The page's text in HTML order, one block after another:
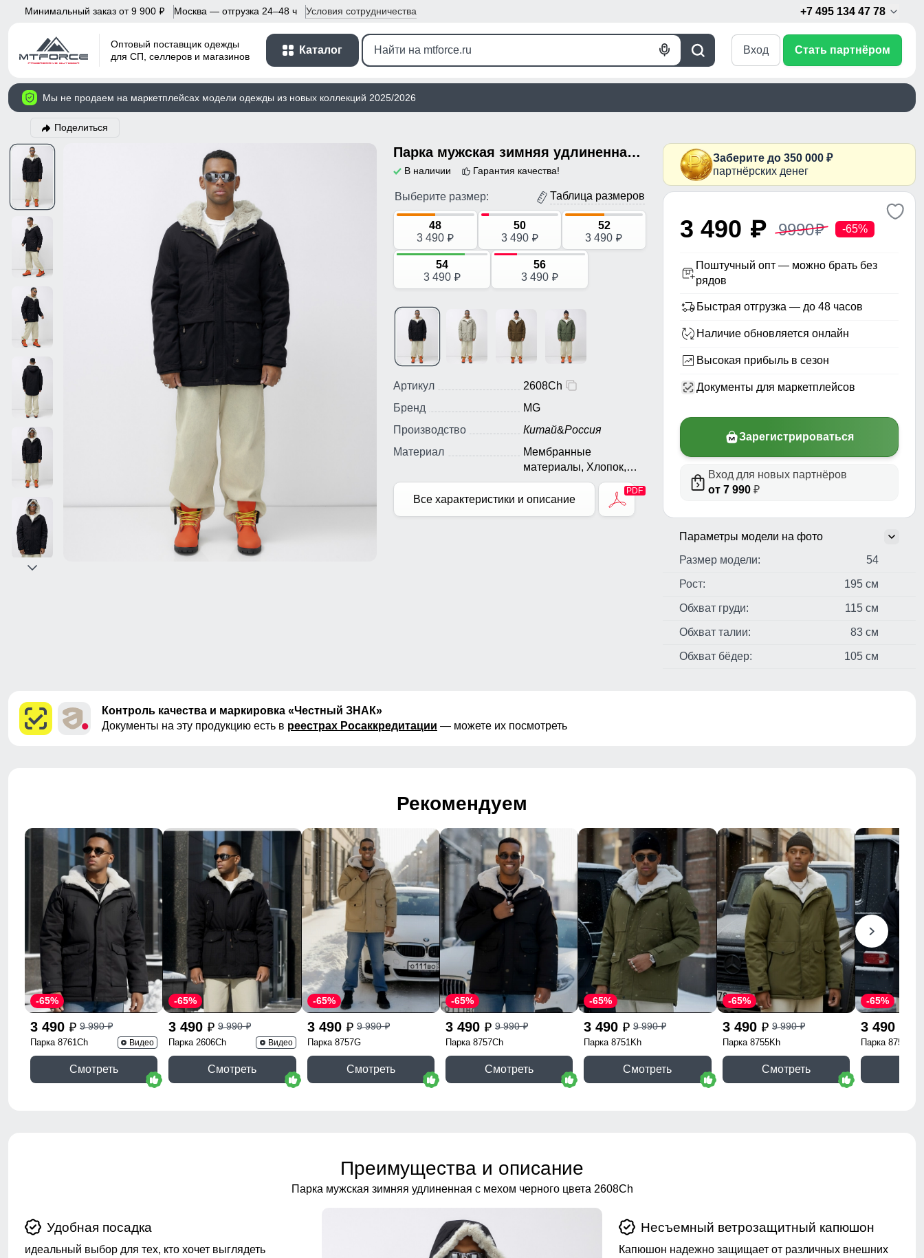
Минимальный заказ от 9 900 p Москва — отгрузка 24–48 ч Условия сотрудничества +7 495 134 47 78
Оптовый поставщик одежды
для СП, селлеров и магазинов
Каталог
Поиск
Голосовой
Вход Стать партнёром
Мы не продаем на маркетплейсах модели одежды из новых коллекций 2025/2026
Поделиться
Парка мужская зимняя удлиненная с мехом черного цвета 2608Ch
В наличии Гарантия качества!
Выберите размер: Таблица размеров
48
3 490 p
50
3 490 p
52
3 490 p
54
3 490 p
56
3 490 p
Артикул
2608Ch
Бренд
MG
Производство
Китай&Россия
Материал
Мембранные
материалы, Хлопок,
Полиэстер,
Искусственный мех,
Все характеристики и описание
Заберите до 350 000 ₽
партнёрских денег
3 490 p 9990p -65%
Поштучный опт — можно брать без
рядов
Быстрая отгрузка — до 48 часов
Наличие обновляется онлайн
Высокая прибыль в сезон
Документы для маркетплейсов
Зарегистрироваться
Вход для новых партнёров
от 7 990 ₽
Параметры модели на фото
Размер модели:
54
Рост: 195 см
Обхват груди: 115 см
Обхват талии: 83 см
Обхват бёдер: 105 см
Контроль качества и маркировка «Честный ЗНАК»
Документы на эту продукцию есть в реестрах Росаккредитации — можете их посмотреть
Рекомендуем
3 490 p 9 990p
-65%
Парка 8761Ch Видео
Смотреть
3 490 p 9 990p
-65%
Парка 2606Ch Видео
Смотреть
3 490 p 9 990p
-65%
Парка 8757G
Смотреть
3 490 p 9 990p
-65%
Парка 8757Ch
Смотреть
3 490 p 9 990p
-65%
Парка 8751Kh
Смотреть
3 490 p 9 990p
-65%
Парка 8755Kh
Смотреть
3 490
-65%
Парка 8751Ch
Преимущества и описание
Парка мужская зимняя удлиненная с мехом черного цвета 2608Ch
Удобная посадка
идеальный выбор для тех, кто хочет выглядеть
Несъемный ветрозащитный капюшон
Капюшон надежно защищает от различных внешних